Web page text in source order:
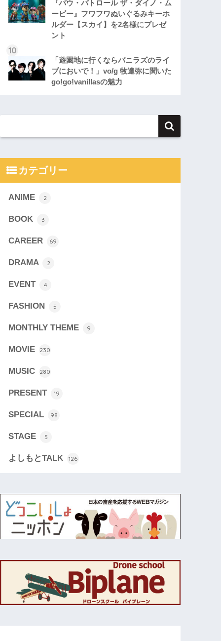
『パウ・パトロール ザ・ダイノ・ム
ービー』フワフワぬいぐるみキーホ
ルダー【スカイ】を2名様にプレゼ
ント
「遊園地に行くならバニラズのライ
ブにおいで！」vo/g 牧達弥に聞いた
go!go!vanillasの魅力
カテゴリー
ANIME 2
BOOK 3
CAREER 69
DRAMA 2
EVENT 4
FASHION 5
MONTHLY THEME 9
MOVIE 230
MUSIC 280
PRESENT 19
SPECIAL 98
STAGE 5
よしもとTALK 126